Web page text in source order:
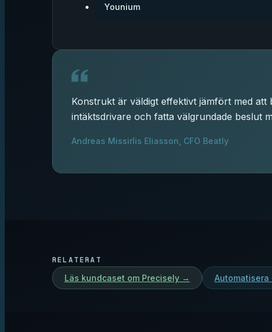
Younium
Konstrukt är väldigt effektivt jämfört med
intäktsdrivare och fatta välgrundade beslut
Andreas Missirlis Eliasson, CFO Beatly
RELATERAT
Läs kundcaset om Precisely →